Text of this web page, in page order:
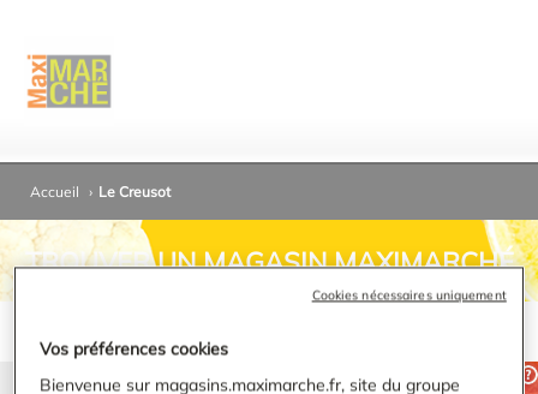
Accueil › Le Creusot
TROUVER UN MAGASIN MAXIMARCHÉ
Vos préférences cookies
Bienvenue sur magasins.maximarche.fr, site du groupe
Cookies nécessaires uniquement